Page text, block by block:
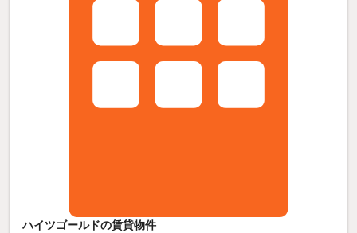
ハイツゴールドの賃貸物件